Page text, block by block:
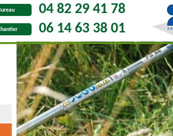
04 82 29 41 78
06 14 63 38 01